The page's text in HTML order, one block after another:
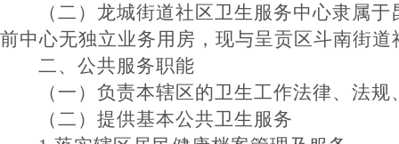
（二）龙城街道社区卫生服务中心隶属
前中心无独立业务用房，现与呈贡区斗南街道
二、公共服务职能
（一）负责本辖区的卫生工作法律、法
（二）提供基本公共卫生服务